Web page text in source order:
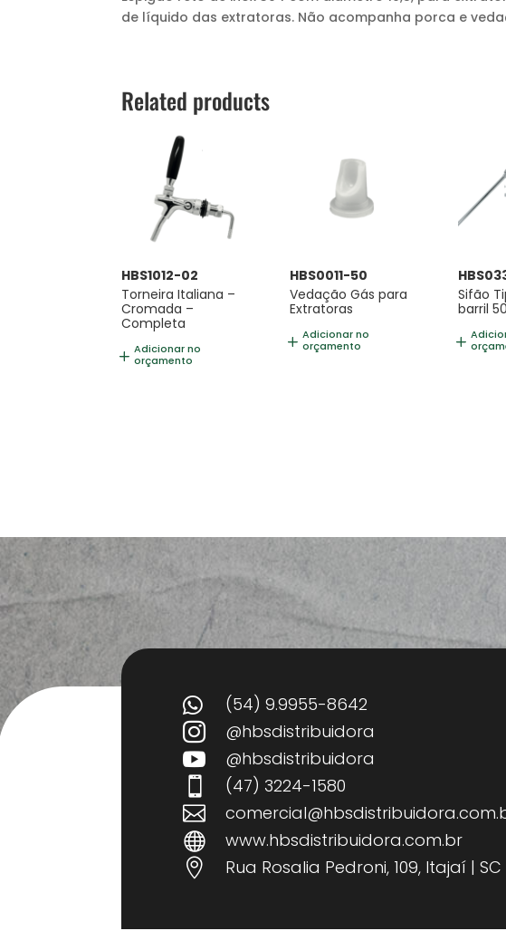
de líquido das extratoras. Não acompanha porca e
Related products
HBS1012-02
Torneira Italiana –
Cromada –
Completa
Adicionar no
orçamento
HBS0011-50
Vedação Gás para
Extratoras
Adicionar no
orçamento
Sifão
barril

(54) 9.9955-8642

@hbsdistribuidora

@hbsdistribuidora

(47) 3224-1580


www.hbsdistribuidora.com.br

Rua Rosalia Pedroni, 109, Itajaí | SC